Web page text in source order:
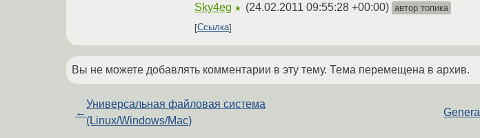
Sky4eg ★ (24.02.2011 09:55:28 +00:00) автор топика
Ссылка
Вы не можете добавлять комментарии в эту тему. Тема перемещена в архив.
←
Универсальная файловая система
(Linux/Windows/Mac)
General